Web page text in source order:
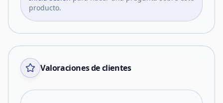
producto.
Valoraciones de clientes